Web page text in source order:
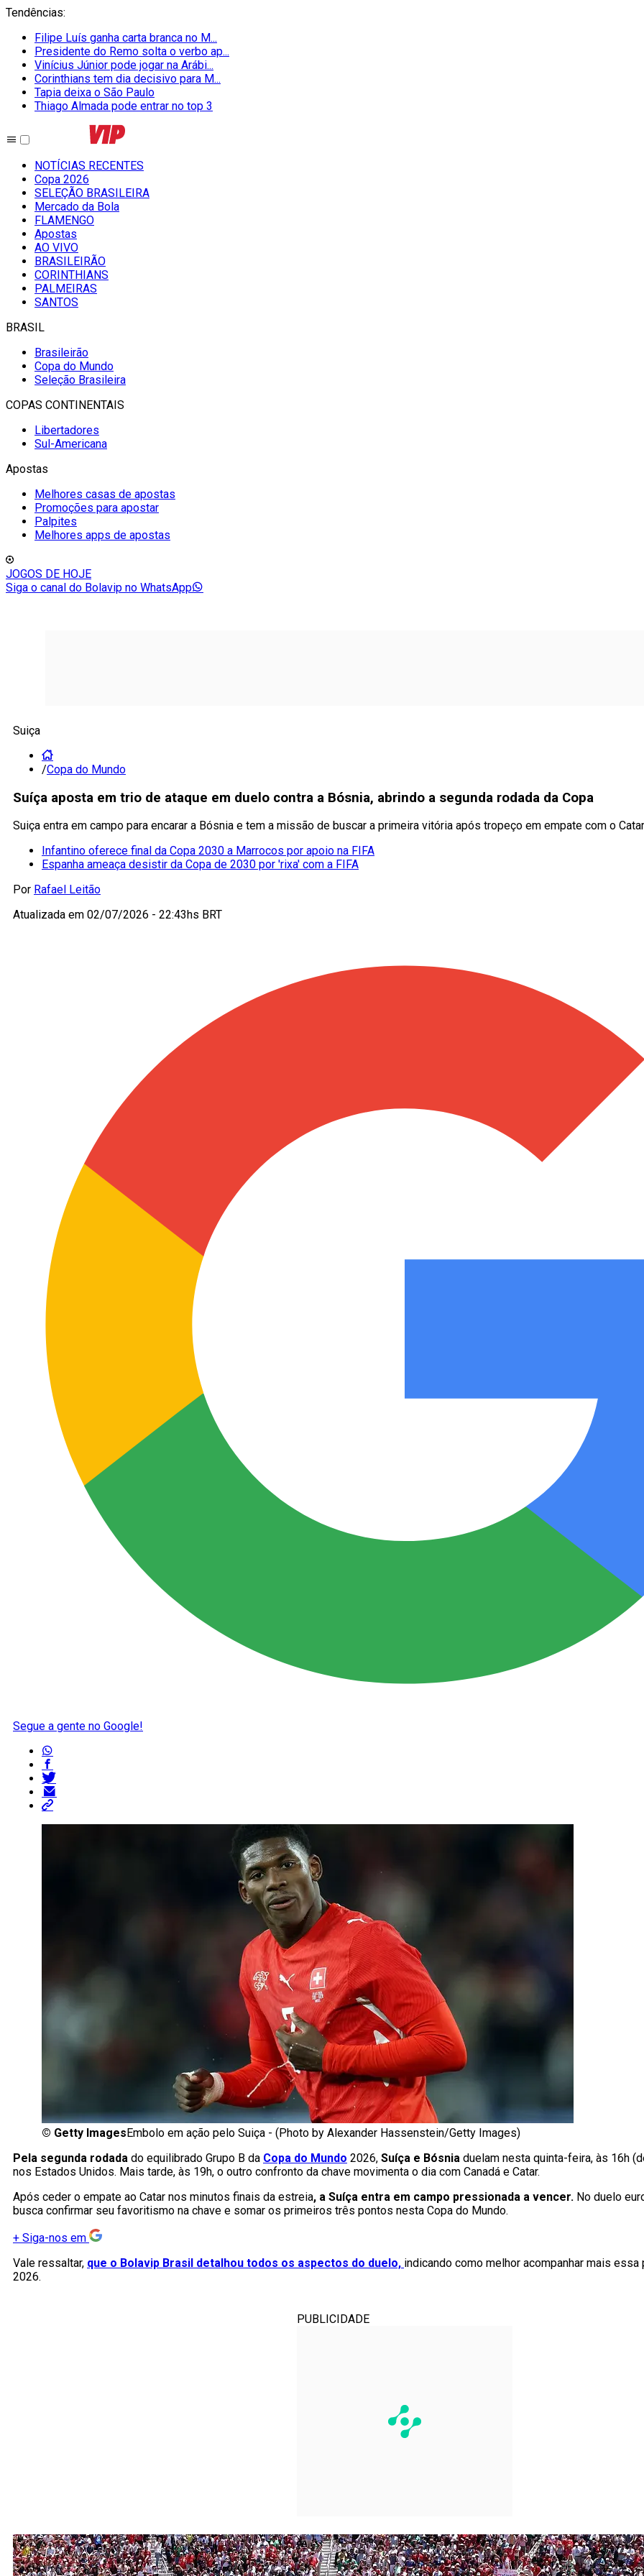
Tendências:
Filipe Luís ganha carta branca no M...
Presidente do Remo solta o verbo ap...
Vinícius Júnior pode jogar na Arábi...
Corinthians tem dia decisivo para M...
Tapia deixa o São Paulo
Thiago Almada pode entrar no top 3
NOTÍCIAS RECENTES
Copa 2026
SELEÇÃO BRASILEIRA
Mercado da Bola
FLAMENGO
Apostas
AO VIVO
BRASILEIRÃO
CORINTHIANS
PALMEIRAS
SANTOS
BRASIL
Brasileirão
Copa do Mundo
Seleção Brasileira
COPAS CONTINENTAIS
Libertadores
Sul-Americana
Apostas
Melhores casas de apostas
Promoções para apostar
Palpites
Melhores apps de apostas
JOGOS DE HOJE
Siga o canal do Bolavip no WhatsApp
Suiça
/Copa do Mundo
Suíça aposta em trio de ataque em duelo contra a Bósnia, abrindo a segunda rodada da Copa
Suiça entra em campo para encarar a Bósnia e tem a missão de buscar a primeira vitória após tropeço em empate com o Catar
Infantino oferece final da Copa 2030 a Marrocos por apoio na FIFA
Espanha ameaça desistir da Copa de 2030 por 'rixa' com a FIFA
Por Rafael Leitão
Atualizada em 02/07/2026 - 22:43hs BRT
Segue a gente no Google!
© Getty Images Embolo em ação pelo Suiça - (Photo by Alexander Hassenstein/Getty Images)
Pela segunda rodada do equilibrado Grupo B da Copa do Mundo 2026, Suíça e Bósnia duelam nesta quinta-feira, às 16h
nos Estados Unidos. Mais tarde, às 19h, o outro confronto da chave movimenta o dia com Canadá e Catar.
Após ceder o empate ao Catar nos minutos finais da estreia, a Suíça entra em campo pressionada a vencer. No duelo
busca confirmar seu favoritismo na chave e somar os primeiros três pontos nesta Copa do Mundo.
+ Siga-nos em
Vale ressaltar, que o Bolavip Brasil detalhou todos os aspectos do duelo, indicando como melhor acompanhar mais essa
2026.
PUBLICIDADE